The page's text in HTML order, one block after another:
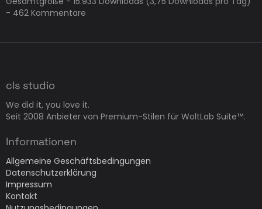
- 462 Kommentare
cls studio
We did it, you love it.
Seit 2008 Anbieter von Premium-Stilen für WoltLab Suite™.
Informationen
Allgemeine Geschäftsbedingungen
Datenschutzerklärung
Impressum
Kontakt